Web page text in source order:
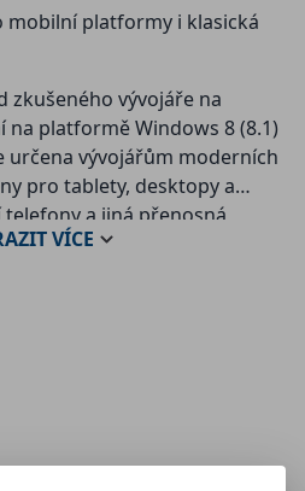
mobilní platformy i klasická
zkušeného vývojáře na
platformě Windows 8 (8.1)
určena vývojářům moderních
pro tablety, desktopy a
a jiná přenosná
míře zabývá historií a
popisu
8.1 a Windows Phone
ladění výkonu aplikace
a řadu dalších. Text je
programovacího kódu a
VÍCE